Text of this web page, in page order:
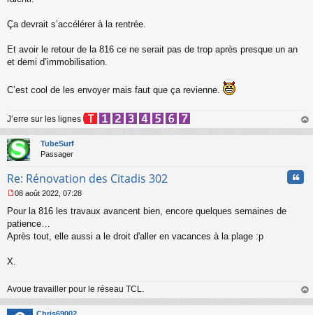
g
n
o
u
Ça devrait s’accélérer à la rentrée.
Et avoir le retour de la 816 ce ne serait pas de trop après presque un an
et demi d’immobilisation.
C’est cool de les envoyer mais faut que ça revienne.
J’erre sur les lignes
au
TubeSurf
Passager
Re: Rénovation des Citadis 302
e
s
e
l
08 août 2022, 07:28
Pour la 816 les travaux avancent bien, encore quelques semaines de
patience…
Après tout, elle aussi a le droit d'aller en vacances à la plage :p
X.
Avoue travailler pour le réseau TCL.
au